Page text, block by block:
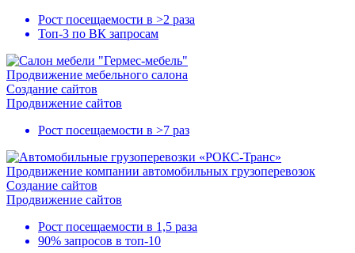
Рост посещаемости в >2 раза
Топ-3 по ВК запросам
Продвижение мебельного салона
Создание сайтов
Продвижение сайтов
Рост посещаемости в >7 раз
Продвижение компании автомобильных грузоперевозок
Создание сайтов
Продвижение сайтов
Рост посещаемости в 1,5 раза
90% запросов в топ-10